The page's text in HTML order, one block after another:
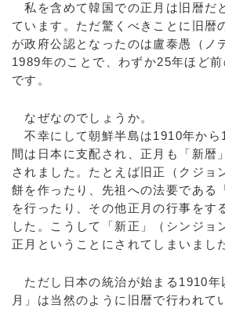
私を含めて韓国での正月は旧暦だ
ています。ただ驚くべきことに旧暦
が政府公認となったのは盧泰愚（ノ
1989年のことで、わずか25年ほど
です。
なぜなのでしょうか。
不幸にして朝鮮半島は1910年から
間は日本に支配され、正月も「新暦
されました。たとえば旧正（クジョ
餅を作ったり、先祖への法要である
を行ったり、その他正月の行事をす
した。こうして「新正」（シンジョ
正月ということにされてしまいまし
ただし日本の統治が始まる1910年
月」は当然のように旧暦で行われて